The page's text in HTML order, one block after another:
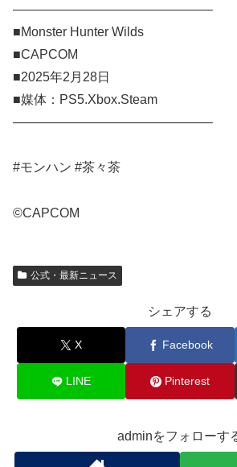
———————————————–
■Monster Hunter Wilds
■CAPCOM
■2025年2月28日
■媒体：PS5.Xbox.Steam
———————————————–
#モンハン #茶々茶​
©CAPCOM
公式・最新ニュース
シェアする
X Facebook
LINE Pinterest
adminをフォローす